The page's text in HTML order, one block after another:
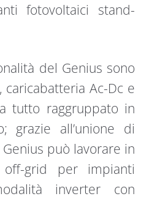
fotovoltaici stand-
del Genius sono
Ac-Dc e
tutto raggruppato in
grazie all’unione di
può lavorare in
grid per impianti
inverter con